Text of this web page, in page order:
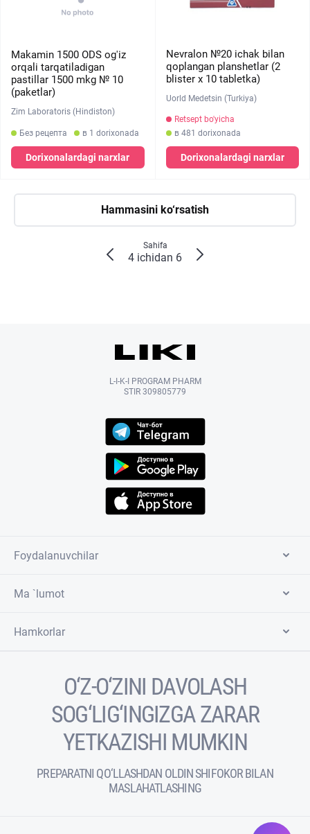
Makamin 1500 ODS og'iz
orqali tarqatiladigan
pastillar 1500 mkg № 10
(paketlar)
Zim Laboratoris (Hindiston)
Без рецепта в 1 dorixonada
Dorixonalardagi narxlar
Nevralon №20 ichak bilan
qoplangan planshetlar (2
blister х 10 tabletka)
Uorld Medetsin (Turkiya)
Retsept bo'yicha
в 481 dorixonada
Dorixonalardagi narxlar
Hammasini ko‘rsatish
Sahifa
4 ichidan 6
L-I-K-I PROGRAM PHARM
STIR 309805779
Foydalanuvchilar
Ma `lumot
Hamkorlar
O‘Z-O‘ZINI DAVOLASH
SOG‘LIG‘INGIZGA ZARAR
YETKAZISHI MUMKIN
PREPARATNI QO‘LLASHDAN OLDIN SHIFOKOR BILAN
MASLAHATLASHING